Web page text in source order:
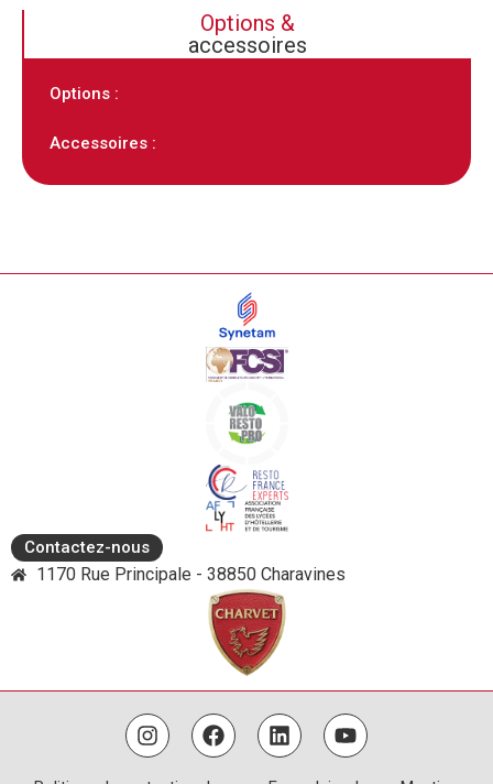
Options &
accessoires
Options :
Accessoires :
Contactez-nous
1170 Rue Principale - 38850 Charavines